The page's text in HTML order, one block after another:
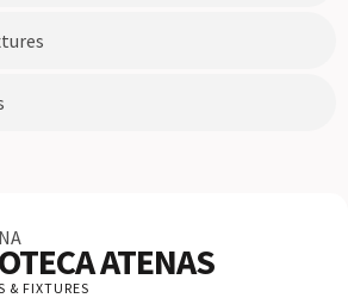
ATENAS
& FIXTURES